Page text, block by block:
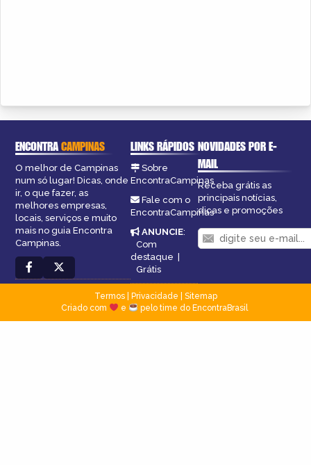
ENCONTRACAMPINAS
O melhor de Campinas
num só lugar! Dicas, onde
ir, o que fazer, as
melhores empresas,
locais, serviços e muito
mais no guia Encontra
Campinas.
LINKS RÁPIDOS
Sobre
EncontraCampinas
Fale com o
EncontraCampinas
ANUNCIE:
Com
destaque |
Grátis
NOVIDADES POR E-
MAIL
Receba grátis as
principais notícias,
dicas e promoções
Termos| Privacidade
Sitemap
Criado com
e pelo time do EncontraBrasil